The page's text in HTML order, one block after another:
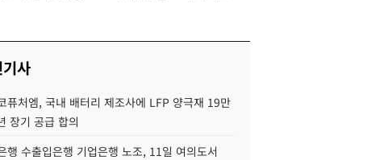
사
퓨처엠, 국내 배터리 제조사에 LFP 양극재 19만
장기 공급 합의
행 수출입은행 기업은행 노조, 11일 여의도서